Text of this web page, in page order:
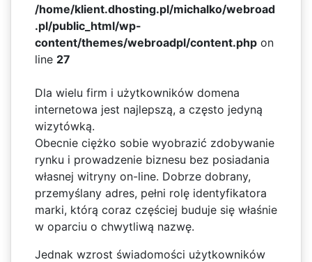
/home/klient.dhosting.pl/michalko/webroad
.pl/public_html/wp-
content/themes/webroadpl/content.phpon
line 27
Dla wielu firm i użytkowników domena
internetowa jest najlepszą, a często jedyną
wizytówką.
Obecnie ciężko sobie wyobrazić zdobywanie
rynku i prowadzenie biznesu bez posiadania
własnej witryny on-line. Dobrze dobrany,
przemyślany adres, pełni rolę identyfikatora
marki, którą coraz częściej buduje się właśnie
w oparciu o chwytliwą nazwę.
Jednak wzrost świadomości użytkowników